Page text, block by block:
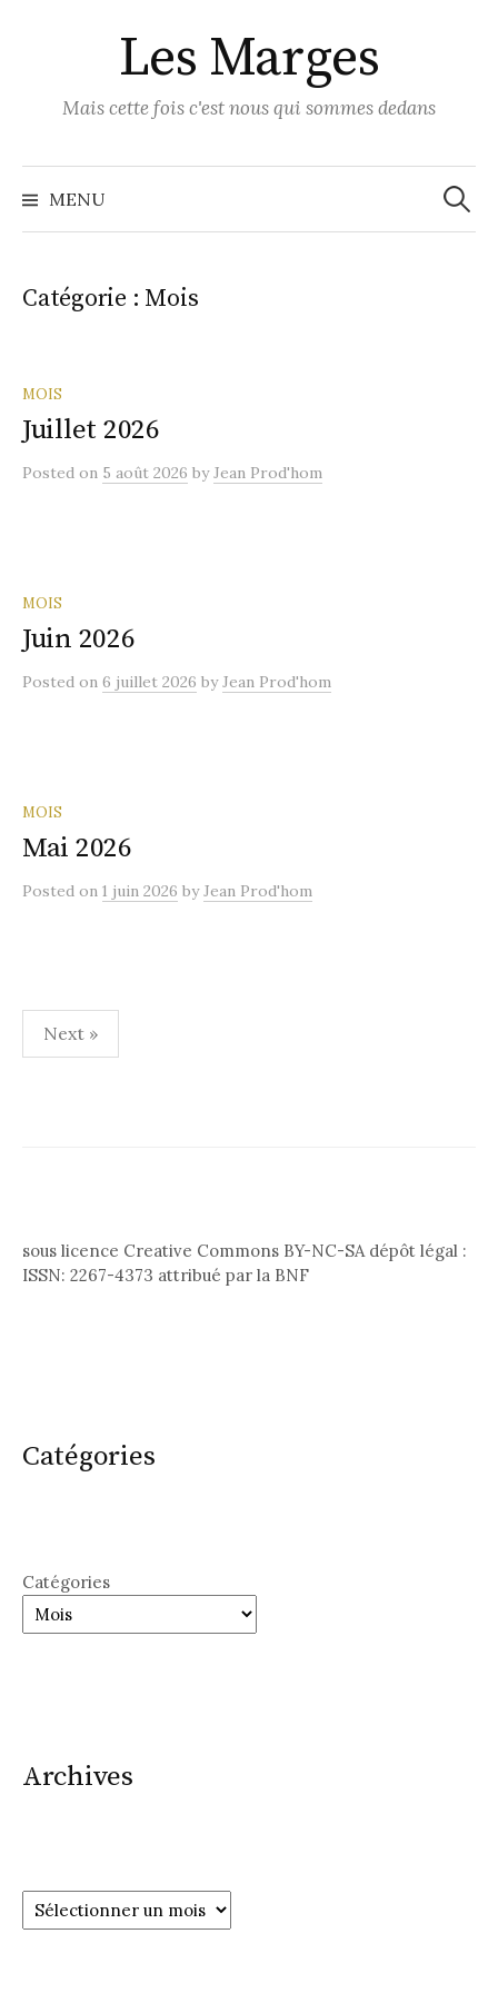
Les Marges
Mais cette fois c'est nous qui sommes dedans
MENU
Catégorie : Mois
MOIS
Juillet 2026
Posted on 5 août 2026 byJean Prod'hom
MOIS
Juin 2026
Posted on 6 juillet 2026 byJean Prod'hom
MOIS
Mai 2026
Posted on 1 juin 2026 byJean Prod'hom
Pagination
des
Next »
sous licence Creative Commons BY-NC-SA dépôt légal :
ISSN: 2267-4373 attribué par la BNF
Catégories
Catégories
Archives
Archives